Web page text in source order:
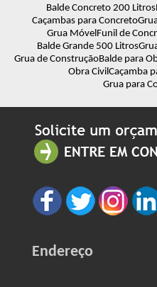
Balde Concreto 200 Litros
Caçambas para Concreto
Grua Móvel Funil de
Balde Grande 500 Litros
Grua de ConstruçãoBalde para
Obra Civil Caçamba
Grua para
Endereço